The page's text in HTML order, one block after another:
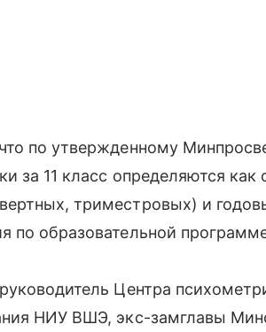
по утвержденному
за 11 класс определяются как
триместровых) и
по образовательной
Центра
НИУ ВШЭ, экс-замглавы